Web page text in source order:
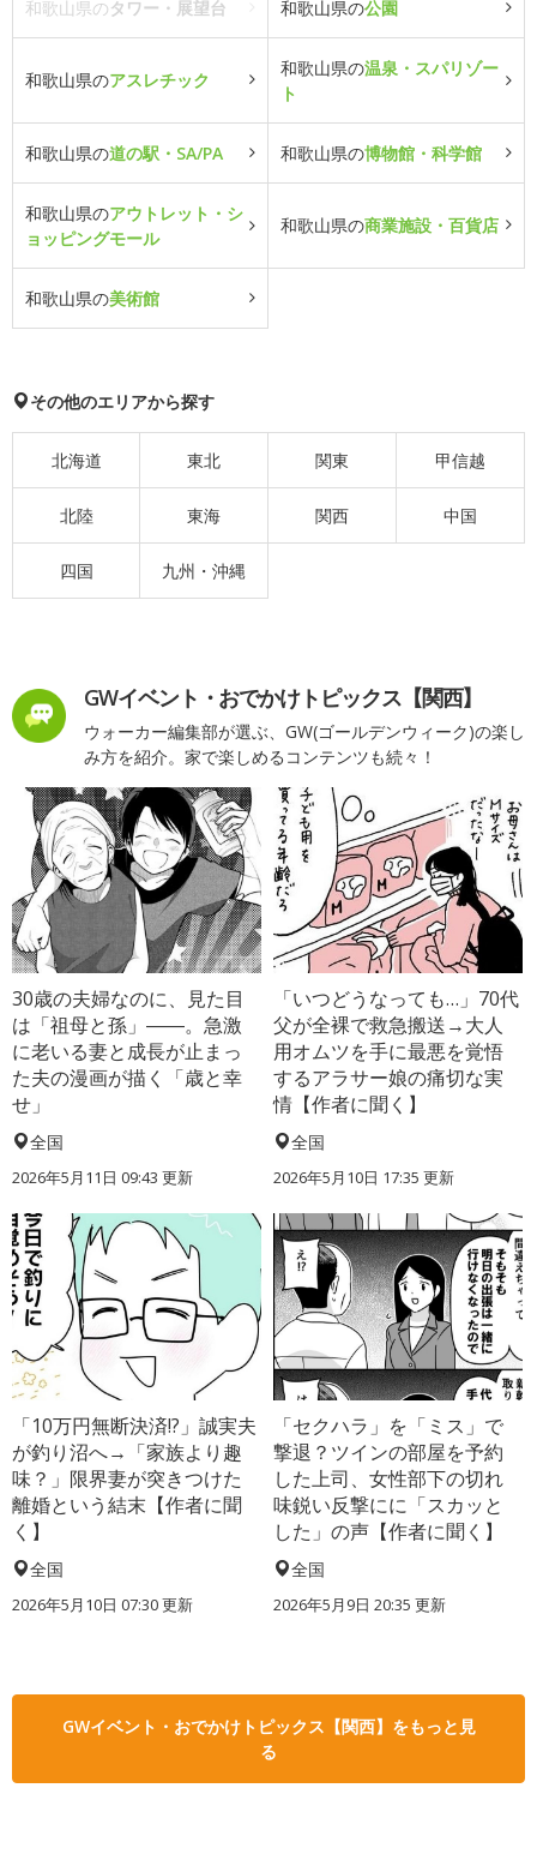
和歌山県のタワー・展望台 和歌山県の公園
和歌山県のアスレチック
和歌山県の温泉・スパリゾー
ト
和歌山県の道の駅・SA/PA 和歌山県の博物館・科学館
和歌山県のアウトレット・シ
ョッピングモール
和歌山県の商業施設・百貨店
和歌山県の美術館
その他のエリアから探す
北海道 東北 関東 甲信越
北陸 東海 関西 中国
四国 九州・沖縄
GWイベント・おでかけトピックス【関西】
ウォーカー編集部が選ぶ、GW(ゴールデンウィーク)の楽し
み方を紹介。家で楽しめるコンテンツも続々！
30歳の夫婦なのに、見た目
は「祖母と孫」――。急激
に老いる妻と成長が止まっ
た夫の漫画が描く「歳と幸
せ」
全国
2026年5月11日 09:43 更新
「いつどうなっても…」70代
父が全裸で救急搬送→大人
用オムツを手に最悪を覚悟
するアラサー娘の痛切な実
情【作者に聞く】
全国
2026年5月10日 17:35 更新
「10万円無断決済!?」誠実夫
が釣り沼へ→「家族より趣
味？」限界妻が突きつけた
離婚という結末【作者に聞
く】
全国
2026年5月10日 07:30 更新
「セクハラ」を「ミス」で
撃退？ツインの部屋を予約
した上司、女性部下の切れ
味鋭い反撃にに「スカッと
した」の声【作者に聞く】
全国
2026年5月9日 20:35 更新
GWイベント・おでかけトピックス【関西】をもっと見
る